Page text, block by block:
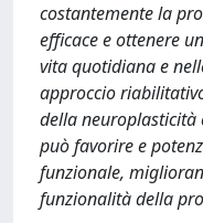
costantemente la
efficace e ottenere
vita quotidiana e
approccio
della neuroplasticità
può favorire e
funzionale,
funzionalità della